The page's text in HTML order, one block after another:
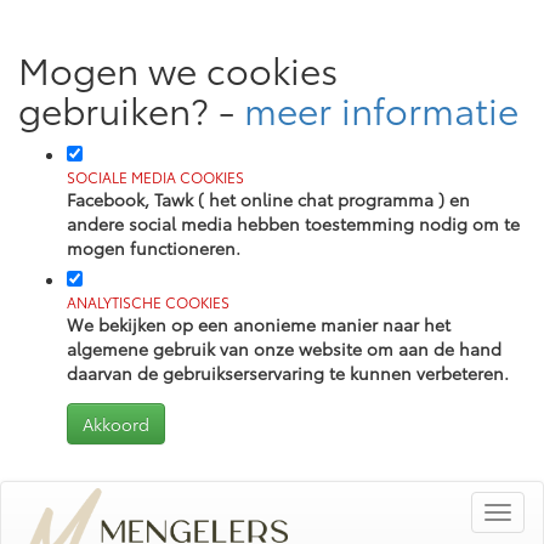
Mogen we cookies
gebruiken? - meer informatie
SOCIALE MEDIA COOKIES
Facebook, Tawk ( het online chat programma ) en
andere social media hebben toestemming nodig om te
mogen functioneren.
ANALYTISCHE COOKIES
We bekijken op een anonieme manier naar het
algemene gebruik van onze website om aan de hand
daarvan de gebruikserservaring te kunnen verbeteren.